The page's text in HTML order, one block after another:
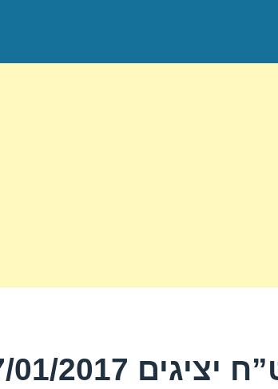
17/01/2017